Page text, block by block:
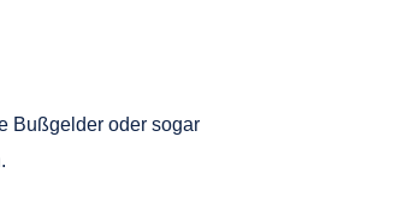
Bußgelder oder sogar